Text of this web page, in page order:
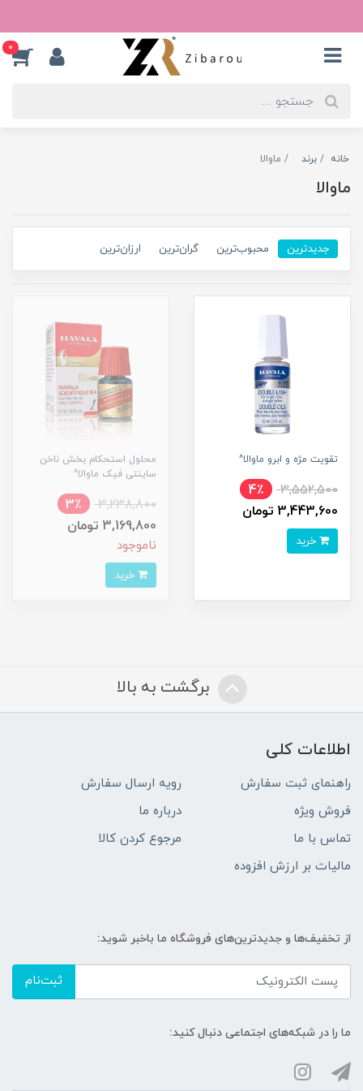
0
خانه برند ماوالا
ماوالا
جدیدترین محبوب‌ترین گران‌ترین ارزان‌ترین
تقویت مژه و ابرو ماوالا^
3,552,500
4٪
3,443,600 تومان
محلول استحکام بخش ناخن
ساینتی فیک ماوالا^
3,238,800
3٪
3,169,800 تومان
ناموجود
برگشت به بالا
اطلاعات کلی
راهنمای ثبت سفارش
رویه ارسال سفارش
فروش ویژه
درباره ما
تماس با ما
مرجوع کردن کالا
مالیات بر ارزش افزوده
از تخفیف‌ها و جدیدترین‌های فروشگاه ما باخبر شوید:
ثبت‌نام
ما را در شبکه‌های اجتماعی دنبال کنید: